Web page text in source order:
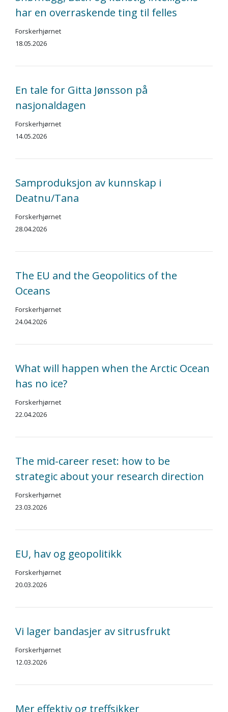
har en overraskende ting til felles
Forskerhjørnet
18.05.2026
En tale for Gitta Jønsson på
nasjonaldagen
Forskerhjørnet
14.05.2026
Samproduksjon av kunnskap i
Deatnu/Tana
Forskerhjørnet
28.04.2026
The EU and the Geopolitics of the
Oceans
Forskerhjørnet
24.04.2026
What will happen when the Arctic Ocean
has no ice?
Forskerhjørnet
22.04.2026
The mid-career reset: how to be
strategic about your research direction
Forskerhjørnet
23.03.2026
EU, hav og geopolitikk
Forskerhjørnet
20.03.2026
Vi lager bandasjer av sitrusfrukt
Forskerhjørnet
12.03.2026
Mer effektiv og treffsikker